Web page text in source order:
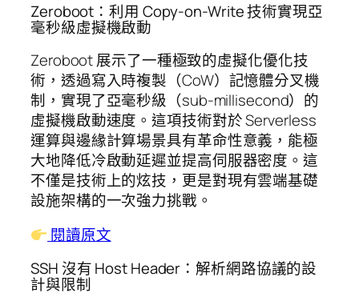
Zeroboot：利用 Copy-on-Write 技術實現亞
毫秒級虛擬機啟動
Zeroboot 展示了一種極致的虛擬化優化技
術，透過寫入時複製（CoW）記憶體分叉機
制，實現了亞毫秒級（sub-millisecond）的
虛擬機啟動速度。這項技術對於 Serverless
運算與邊緣計算場景具有革命性意義，能極
大地降低冷啟動延遲並提高伺服器密度。這
不僅是技術上的炫技，更是對現有雲端基礎
設施架構的一次強力挑戰。
閱讀原文
SSH 沒有 Host Header：解析網路協議的設
計與限制